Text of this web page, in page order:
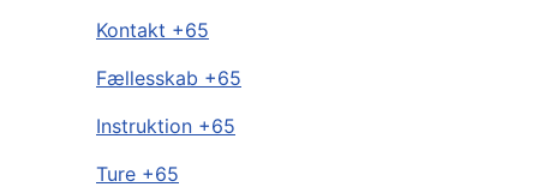
Kontakt +65
Fællesskab +65
Instruktion +65
Ture +65